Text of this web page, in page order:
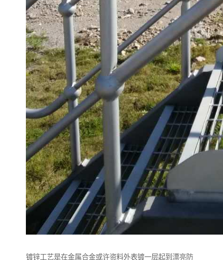
镀锌工艺是在金属合金或许资料外表镀一层起到漂亮防